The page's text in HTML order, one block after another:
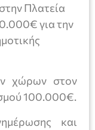
Πλατεία
για την
χώρων στον
100.000€.
και